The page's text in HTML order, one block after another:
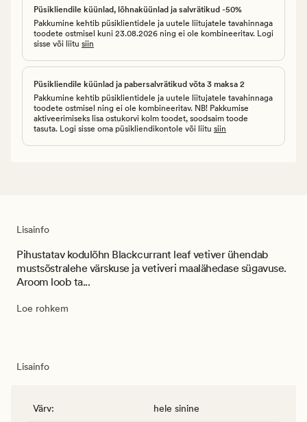
Püsikliendile küünlad, lõhnaküünlad ja salvrätikud -50%
Pakkumine kehtib püsiklientidele ja uutele liitujatele tavahinnaga
toodete ostmisel kuni 23.08.2026 ning ei ole kombineeritav. Logi
sisse või liitu siin
Püsikliendile küünlad ja pabersalvrätikud võta 3 maksa 2
Pakkumine kehtib püsiklientidele ja uutele liitujatele tavahinnaga
toodete ostmisel ning ei ole kombineeritav. NB! Pakkumise
aktiveerimiseks lisa ostukorvi kolm toodet, soodsaim toode
tasuta. Logi sisse oma püsikliendikontole või liitu siin
Lisainfo
Pihustatav kodulõhn Blackcurrant leaf vetiver ühendab
mustsõstralehe värskuse ja vetiveri maalähedase sügavuse.
Aroom loob ta...
Loe rohkem
Lisainfo
Värv: hele sinine